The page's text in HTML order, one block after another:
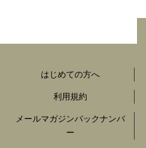
はじめての方へ
利用規約
メールマガジンバックナンバ
ー